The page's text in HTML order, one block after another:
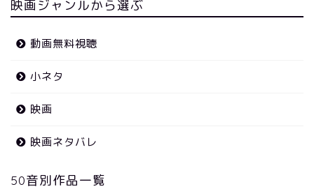
映画ジャンルから選ぶ
動画無料視聴
小ネタ
映画
映画ネタバレ
50音別作品一覧